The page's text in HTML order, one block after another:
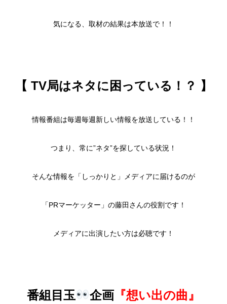
気になる、取材の結果は本放送で！！
【 TV局はネタに困っている！？ 】
情報番組は毎週毎週新しい情報を放送している！！
つまり、常に”ネタ”を探している状況！
そんな情報を「しっかりと」メディアに届けるのが
「PRマーケッター」の藤田さんの役割です！
メディアに出演したい方は必聴です！
番組目玉 企画『想い出の曲』